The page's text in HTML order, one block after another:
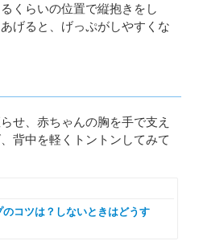
くらいの位置で縦抱きをし
げると、げっぷがしやすくな
せ、赤ちゃんの胸を手で支え
背中を軽くトントンしてみて
コツは？しないときはどうす